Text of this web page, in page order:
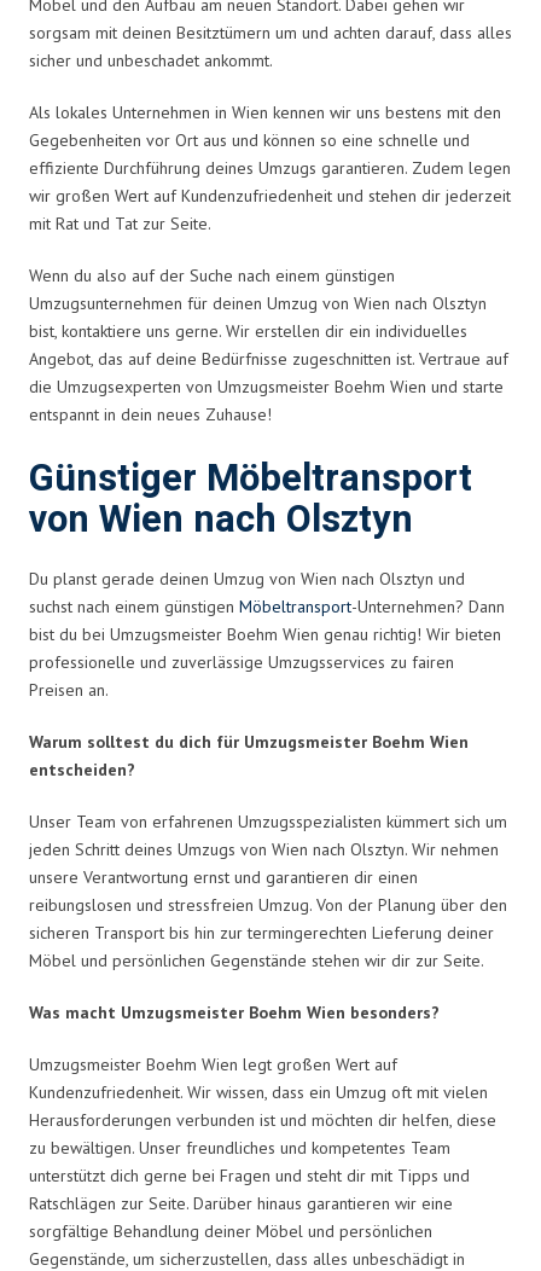
Möbel und den Aufbau am neuen Standort. Dabei gehen wir
sorgsam mit deinen Besitztümern um und achten darauf, dass alles
sicher und unbeschadet ankommt.
Als lokales Unternehmen in Wien kennen wir uns bestens mit den
Gegebenheiten vor Ort aus und können so eine schnelle und
effiziente Durchführung deines Umzugs garantieren. Zudem legen
wir großen Wert auf Kundenzufriedenheit und stehen dir jederzeit
mit Rat und Tat zur Seite.
Wenn du also auf der Suche nach einem günstigen
Umzugsunternehmen für deinen Umzug von Wien nach Olsztyn
bist, kontaktiere uns gerne. Wir erstellen dir ein individuelles
Angebot, das auf deine Bedürfnisse zugeschnitten ist. Vertraue auf
die Umzugsexperten von Umzugsmeister Boehm Wien und starte
entspannt in dein neues Zuhause!
Günstiger Möbeltransport
von Wien nach Olsztyn
Du planst gerade deinen Umzug von Wien nach Olsztyn und
suchst nach einem günstigen Möbeltransport-Unternehmen? Dann
bist du bei Umzugsmeister Boehm Wien genau richtig! Wir bieten
professionelle und zuverlässige Umzugsservices zu fairen
Preisen an.
Warum solltest du dich für Umzugsmeister Boehm Wien
entscheiden?
Unser Team von erfahrenen Umzugsspezialisten kümmert sich um
jeden Schritt deines Umzugs von Wien nach Olsztyn. Wir nehmen
unsere Verantwortung ernst und garantieren dir einen
reibungslosen und stressfreien Umzug. Von der Planung über den
sicheren Transport bis hin zur termingerechten Lieferung deiner
Möbel und persönlichen Gegenstände stehen wir dir zur Seite.
Was macht Umzugsmeister Boehm Wien besonders?
Umzugsmeister Boehm Wien legt großen Wert auf
Kundenzufriedenheit. Wir wissen, dass ein Umzug oft mit vielen
Herausforderungen verbunden ist und möchten dir helfen, diese
zu bewältigen. Unser freundliches und kompetentes Team
unterstützt dich gerne bei Fragen und steht dir mit Tipps und
Ratschlägen zur Seite. Darüber hinaus garantieren wir eine
sorgfältige Behandlung deiner Möbel und persönlichen
Gegenstände, um sicherzustellen, dass alles unbeschädigt in